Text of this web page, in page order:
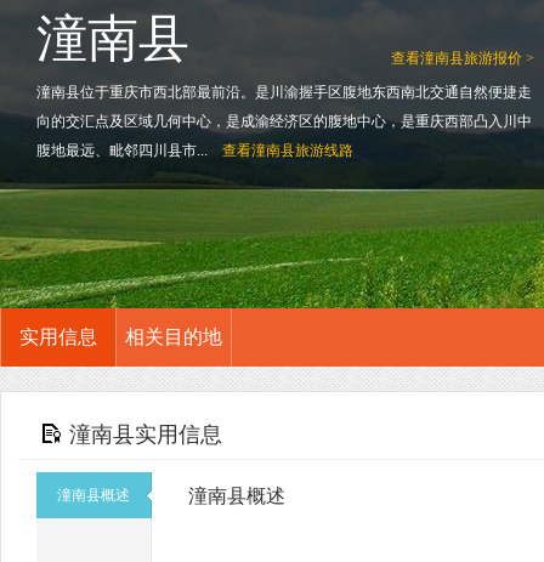
查看潼南县旅游报价 >
潼南县
潼南县位于重庆市西北部最前沿。是川渝握手区腹地东西南北交通自然便捷走
向的交汇点及区域几何中心，是成渝经济区的腹地中心，是重庆西部凸入川中
腹地最远、毗邻四川县市...
查看潼南县旅游线路
实用信息 相关目的地
潼南县实用信息
潼南县概述 潼南县概述